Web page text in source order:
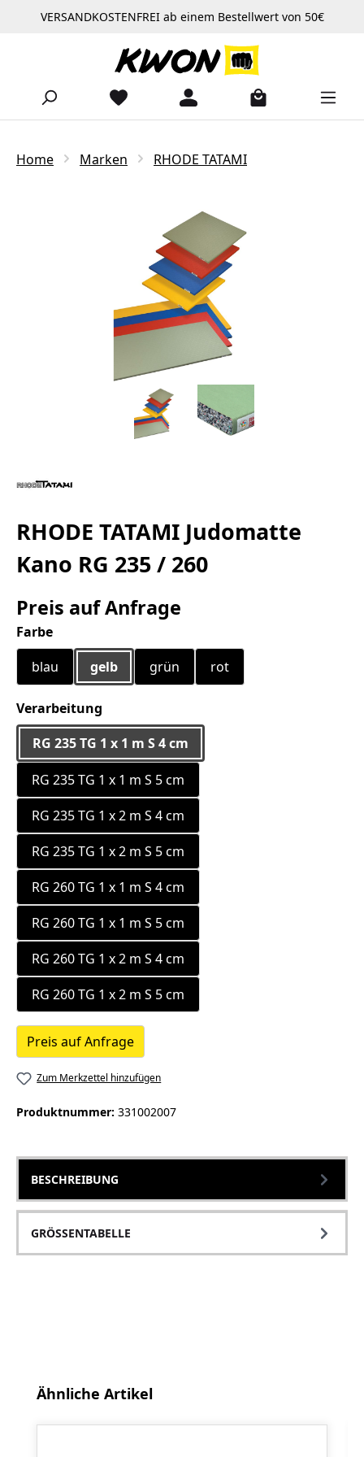
Zum Hauptinhalt springen
VERSANDKOSTENFREI ab einem Bestellwert von 50€
Home Marken RHODE TATAMI
RHODE TATAMI Judomatte
Kano RG 235 / 260
Preis auf Anfrage
Farbeauswählen
blau
gelb grün rot
Verarbeitung
RG 235 TG 1 x 1 m S 4 cm
RG 235 TG 1 x 1 m S 5 cm
RG 235 TG 1 x 2 m S 4 cm
RG 235 TG 1 x 2 m S 5 cm
RG 260 TG 1 x 1 m S 4 cm
RG 260 TG 1 x 1 m S 5 cm
RG 260 TG 1 x 2 m S 4 cm
RG 260 TG 1 x 2 m S 5 cm
Preis auf Anfrage
Zum Merkzettel hinzufügen
Produktnummer: 331002007
BESCHREIBUNG
GRÖSSENTABELLE
Produktgalerie überspringen
Ähnliche Artikel